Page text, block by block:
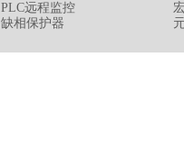
PLC远程监控
缺相保护器